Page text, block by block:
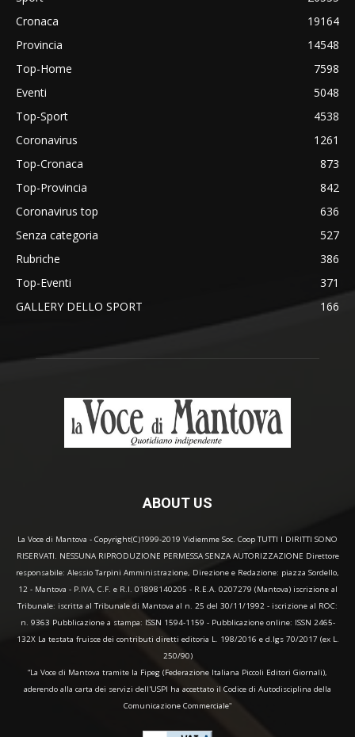
Cronaca
19164
Provincia
14548
Top-Home
7598
Eventi
5048
Top-Sport
4538
Coronavirus
1261
Top-Cronaca
873
Top-Provincia
842
Coronavirus top
636
Senza categoria
527
Rubriche
386
Top-Eventi
371
GALLERY DELLO SPORT
166
ABOUT US
La Voce di Mantova - Copyright(C)1999-2019 Vidiemme Soc. Coop TUTTI I DIRITTI SONO
RISERVATI. NESSUNA RIPRODUZIONE PERMESSA SENZA AUTORIZZAZIONE Direttore
responsabile: Alessio Tarpini Amministrazione, Direzione e Redazione: piazza Sordello,
12 - Mantova - P.IVA, C.F. e R.I. 01898140205 - R.E.A. 0207279 (Mantova) iscrizione al
Tribunale: iscritta al Tribunale di Mantova al n. 25 del 30/11/1992 - iscrizione al ROC:
n. 9363 Pubblicazione a stampa: ISSN 1594-1159 - Pubblicazione online: ISSN 2465-
132X La testata fruisce dei contributi diretti editoria L. 198/2016 e d.lgs 70/2017 (ex L.
250/90)
“La Voce di Mantova tramite la Fipeg (Federazione Italiana Piccoli Editori Giornali),
aderendo alla carta dei servizi dell'USPI ha accettato il Codice di Autodisciplina della
Comunicazione Commerciale"